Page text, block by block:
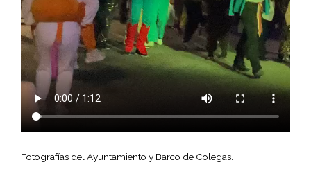
Fotografías del Ayuntamiento y Barco de Colegas.